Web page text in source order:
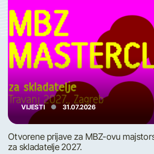
VIJESTI 31.07.2026
Otvorene prijave za MBZ-ovu
za skladatelje 2027.